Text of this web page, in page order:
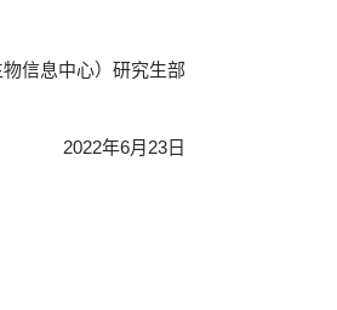
信息中心）研究生部
2022年6月 23日